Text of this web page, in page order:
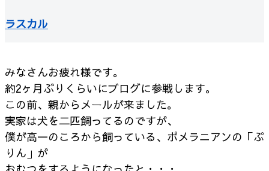
ラスカル
みなさんお疲れ様です。
約2ヶ月ぶりくらいにブログに参戦します。
この前、親からメールが来ました。
実家は犬を二匹飼ってるのですが、
僕が高一のころから飼っている、ポメラニアンの「ぷ
りん」が